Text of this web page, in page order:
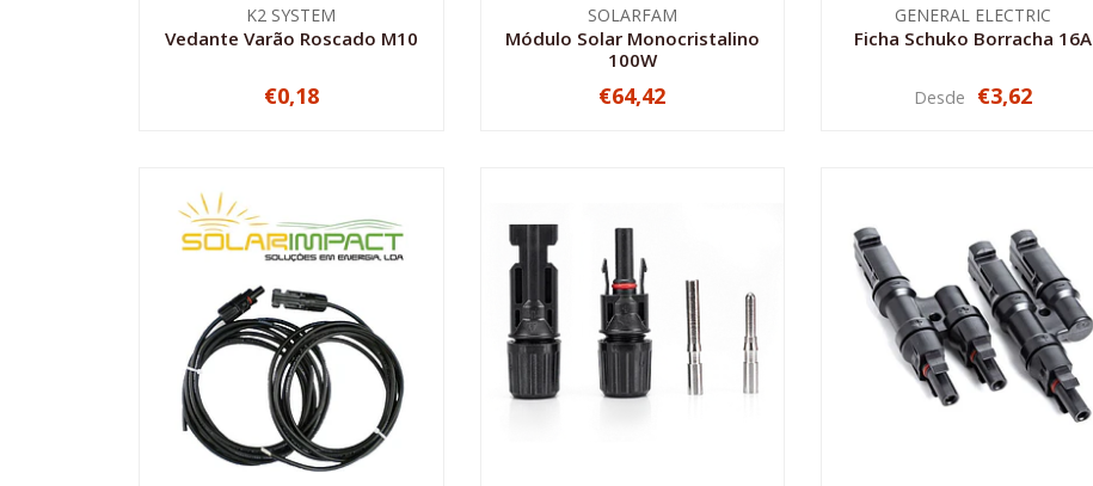
K2 SYSTEM
Vedante Varão Roscado M10
+
€0,18
SOLARFAM
Módulo Solar Monocristalino
100W
INDISPONÍVEL
€64,42
GENERAL ELECTRIC
Ficha Schuko Borracha 16A
VER OPÇÕES
Desde €3,62